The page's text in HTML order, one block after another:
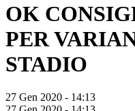
OK
PER
STADIO
27 Gen 2020 - 14:13